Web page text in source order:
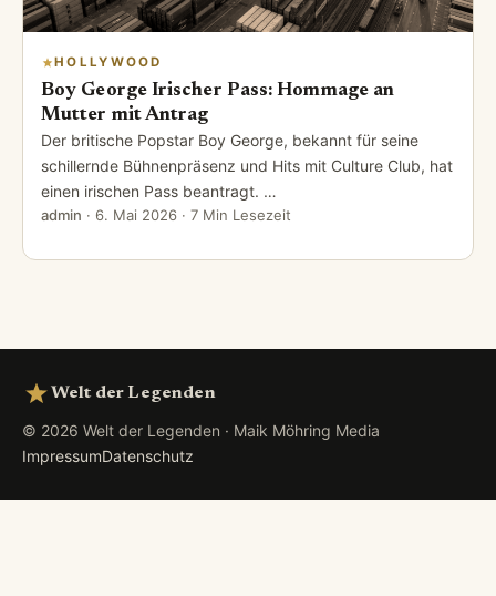
HOLLYWOOD
Boy George Irischer Pass: Hommage an
Mutter mit Antrag
Der britische Popstar Boy George, bekannt für seine
schillernde Bühnenpräsenz und Hits mit Culture Club, hat
einen irischen Pass beantragt. …
admin · 6. Mai 2026 · 7 Min Lesezeit
Welt der Legenden
© 2026 Welt der Legenden · Maik Möhring Media
ImpressumDatenschutz